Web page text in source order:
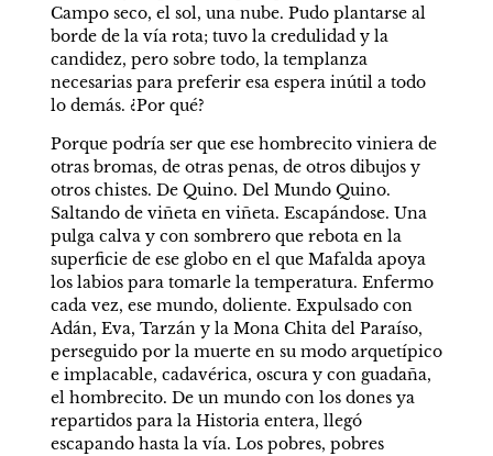
Campo seco, el sol, una nube. Pudo plantarse al
borde de la vía rota; tuvo la credulidad y la
candidez, pero sobre todo, la templanza
necesarias para preferir esa espera inútil a todo
lo demás. ¿Por qué?
Porque podría ser que ese hombrecito viniera de
otras bromas, de otras penas, de otros dibujos y
otros chistes. De Quino. Del Mundo Quino.
Saltando de viñeta en viñeta. Escapándose. Una
pulga calva y con sombrero que rebota en la
superficie de ese globo en el que Mafalda apoya
los labios para tomarle la temperatura. Enfermo
cada vez, ese mundo, doliente. Expulsado con
Adán, Eva, Tarzán y la Mona Chita del Paraíso,
perseguido por la muerte en su modo arquetípico
e implacable, cadavérica, oscura y con guadaña,
el hombrecito. De un mundo con los dones ya
repartidos para la Historia entera, llegó
escapando hasta la vía. Los pobres, pobres